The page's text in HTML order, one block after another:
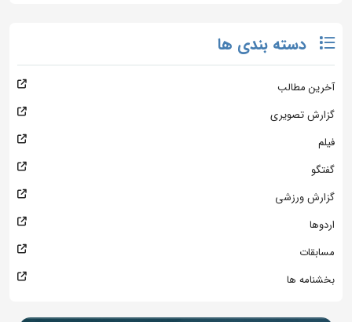
دسته بندی ها
آخرین مطالب
گزارش تصویری
فیلم
گفتگو
گزارش ورزشی
اردوها
مسابقات
بخشنامه ها